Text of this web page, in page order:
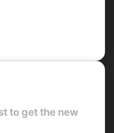
to get the new